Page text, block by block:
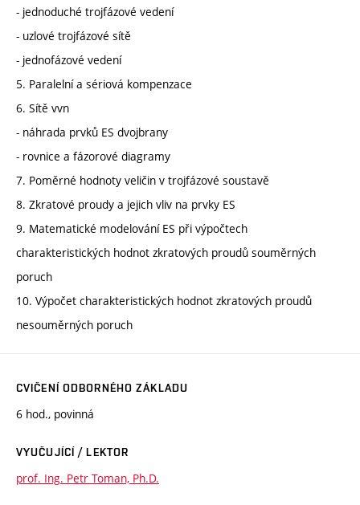
- jednoduché trojfázové vedení
- uzlové trojfázové sítě
- jednofázové vedení
5. Paralelní a sériová kompenzace
6. Sítě vvn
- náhrada prvků ES dvojbrany
- rovnice a fázorové diagramy
7. Poměrné hodnoty veličin v trojfázové soustavě
8. Zkratové proudy a jejich vliv na prvky ES
9. Matematické modelování ES při výpočtech
charakteristických hodnot zkratových proudů souměrných
poruch
10. Výpočet charakteristických hodnot zkratových proudů
nesouměrných poruch
CVIČENÍ ODBORNÉHO ZÁKLADU
6 hod., povinná
VYUČUJÍCÍ / LEKTOR
prof. Ing. Petr Toman, Ph.D.